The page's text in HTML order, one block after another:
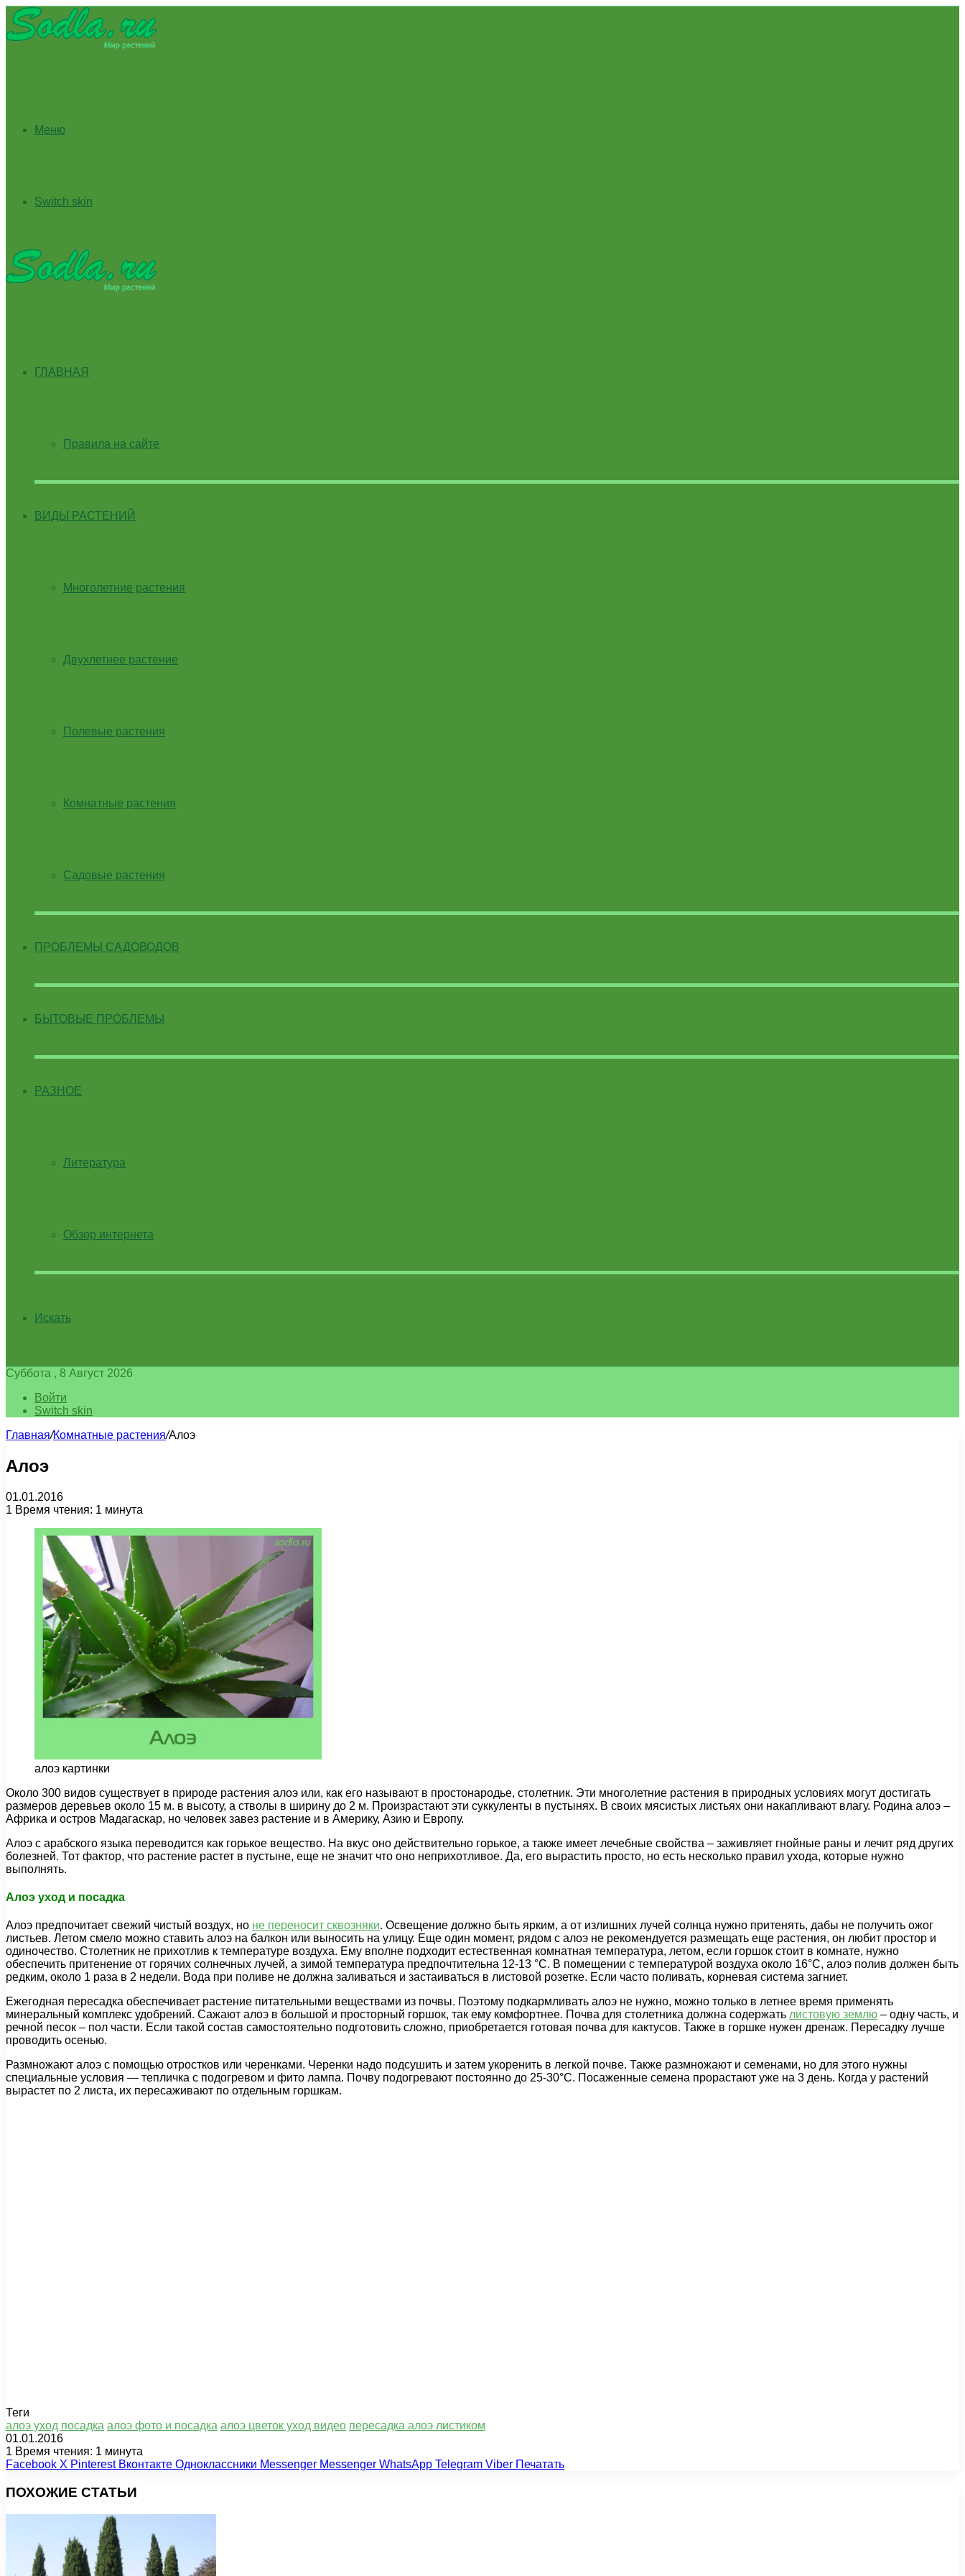
Меню
Switch skin
ГЛАВНАЯ
Правила на сайте
ВИДЫ РАСТЕНИЙ
Многолетние растения
Двухлетнее растение
Полевые растения
Комнатные растения
Садовые растения
ПРОБЛЕМЫ САДОВОДОВ
БЫТОВЫЕ ПРОБЛЕМЫ
РАЗНОЕ
Литература
Обзор интернета
Искать
Суббота , 8 Август 2026
Войти
Switch skin
Главная/Комнатные растения/Алоэ
Алоэ
01.01.2016
1 Время чтения: 1 минута
алоэ картинки
Около 300 видов существует в природе растения алоэ или, как его называют в простонародье, столетник. Эти многолетние растения в природных условиях могут достигать
размеров деревьев около 15 м. в высоту, а стволы в ширину до 2 м. Произрастают эти суккуленты в пустынях. В своих мясистых листьях они накапливают влагу. Родина алоэ –
Африка и остров Мадагаскар, но человек завез растение и в Америку, Азию и Европу.
Алоэ с арабского языка переводится как горькое вещество. На вкус оно действительно горькое, а также имеет лечебные свойства – заживляет гнойные раны и лечит ряд других
болезней. Тот фактор, что растение растет в пустыне, еще не значит что оно неприхотливое. Да, его вырастить просто, но есть несколько правил ухода, которые нужно
выполнять.
Алоэ уход и посадка
Алоэ предпочитает свежий чистый воздух, но не переносит сквозняки. Освещение должно быть ярким, а от излишних лучей солнца нужно притенять, дабы не получить ожог
листьев. Летом смело можно ставить алоэ на балкон или выносить на улицу. Еще один момент, рядом с алоэ не рекомендуется размещать еще растения, он любит простор и
одиночество. Столетник не прихотлив к температуре воздуха. Ему вполне подходит естественная комнатная температура, летом, если горшок стоит в комнате, нужно
обеспечить притенение от горячих солнечных лучей, а зимой температура предпочтительна 12-13 °C. В помещении с температурой воздуха около 16°С, алоэ полив должен быть
редким, около 1 раза в 2 недели. Вода при поливе не должна заливаться и застаиваться в листовой розетке. Если часто поливать, корневая система загниет.
Ежегодная пересадка обеспечивает растение питательными веществами из почвы. Поэтому подкармливать алоэ не нужно, можно только в летнее время применять
минеральный комплекс удобрений. Сажают алоэ в большой и просторный горшок, так ему комфортнее. Почва для столетника должна содержать листовую землю – одну часть, и
речной песок – пол части. Если такой состав самостоятельно подготовить сложно, приобретается готовая почва для кактусов. Также в горшке нужен дренаж. Пересадку лучше
проводить осенью.
Размножают алоэ с помощью отростков или черенками. Черенки надо подсушить и затем укоренить в легкой почве. Также размножают и семенами, но для этого нужны
специальные условия — тепличка с подогревом и фито лампа. Почву подогревают постоянно до 25-30°C. Посаженные семена прорастают уже на 3 день. Когда у растений
вырастет по 2 листа, их пересаживают по отдельным горшкам.
Теги
алоэ уход посадка алоэ фото и посадка алоэ цветок уход видео пересадка алоэ листиком
01.01.2016
1 Время чтения: 1 минута
Facebook X Pinterest Вконтакте Одноклассники Messenger Messenger WhatsApp Telegram Viber Печатать
ПОХОЖИЕ СТАТЬИ